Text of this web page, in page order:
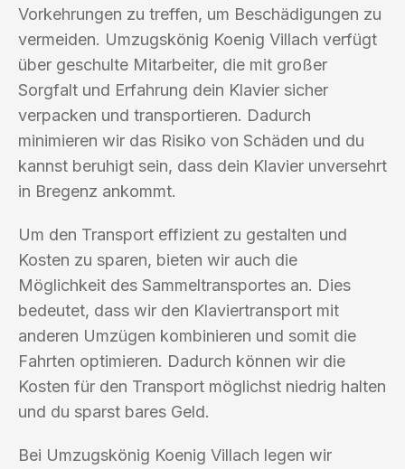
Vorkehrungen zu treffen, um Beschädigungen zu
vermeiden. Umzugskönig Koenig Villach verfügt
über geschulte Mitarbeiter, die mit großer
Sorgfalt und Erfahrung dein Klavier sicher
verpacken und transportieren. Dadurch
minimieren wir das Risiko von Schäden und du
kannst beruhigt sein, dass dein Klavier unversehrt
in Bregenz ankommt.
Um den Transport effizient zu gestalten und
Kosten zu sparen, bieten wir auch die
Möglichkeit des Sammeltransportes an. Dies
bedeutet, dass wir den Klaviertransport mit
anderen Umzügen kombinieren und somit die
Fahrten optimieren. Dadurch können wir die
Kosten für den Transport möglichst niedrig halten
und du sparst bares Geld.
Bei Umzugskönig Koenig Villach legen wir